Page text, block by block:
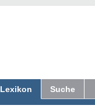
Lexikon Suche